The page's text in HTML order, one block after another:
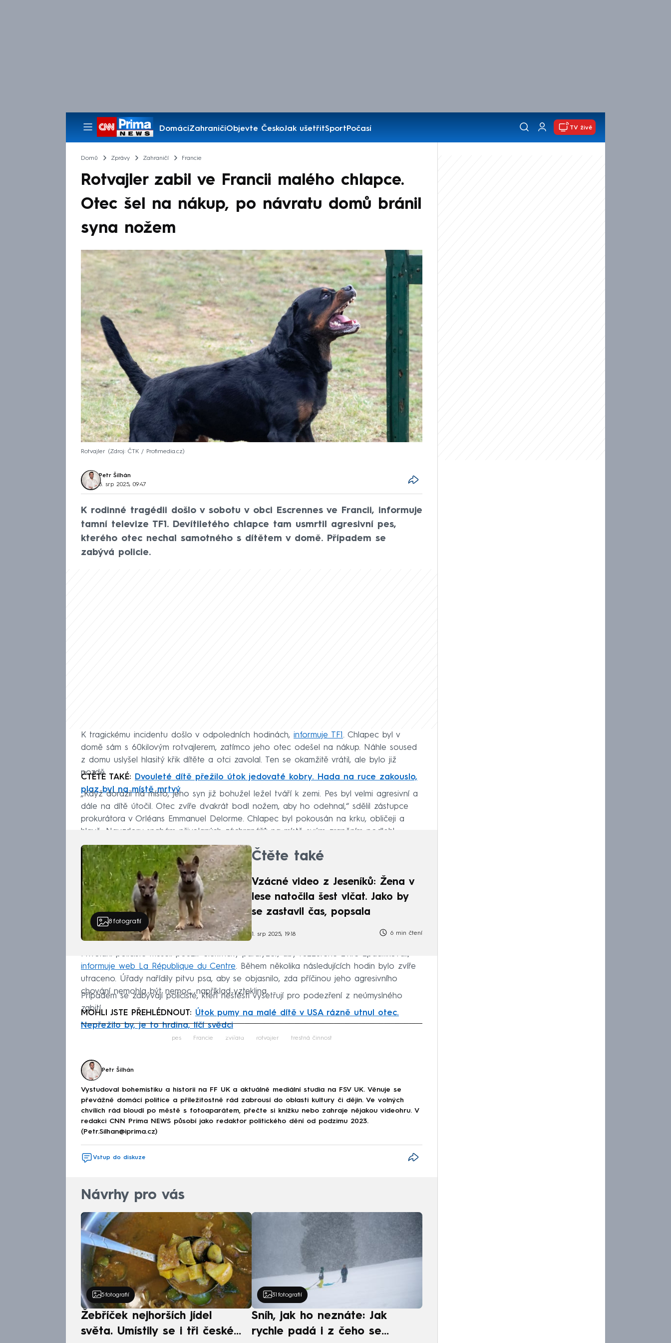
DomácíZahraničíObjevte ČeskoJak ušetřitSportPočasí
Pořady
TV živě
Domů Zprávy Zahraničí Francie
Rotvajler zabil ve Francii malého chlapce.
Otec šel na nákup, po návratu domů bránil
syna nožem
Rotvajler Zdroj: ČTK / Profimedia.cz
Petr Šilhán
8. srp 2025, 09:47
K rodinné tragédii došlo v sobotu v obci Escrennes ve Francii, informuje
tamní televize TF1. Devítiletého chlapce tam usmrtil agresivní pes,
kterého otec nechal samotného s dítětem v domě. Případem se
zabývá policie.
K tragickému incidentu došlo v odpoledních hodinách, informuje TF1. Chlapec byl v
domě sám s 60kilovým rotvajlerem, zatímco jeho otec odešel na nákup. Náhle soused
z domu uslyšel hlasitý křik dítěte a otci zavolal. Ten se okamžitě vrátil, ale bylo již
pozdě.
ČTĚTE TAKÉ:
Dvouleté dítě přežilo útok jedovaté kobry. Hada na ruce zakouslo,
plaz byl na místě mrtvý
„Když dorazil na místo, jeho syn již bohužel ležel tváří k zemi. Pes byl velmi agresivní a
dále na dítě útočil. Otec zvíře dvakrát bodl nožem, aby ho odehnal,“ sdělil zástupce
prokurátora v Orléans Emmanuel Delorme. Chlapec byl pokousán na krku, obličeji a
hlavě. Navzdory snahám přivolaných záchranářů na místě svým zraněním podlehl.
8fotografií
Čtěte také
Vzácné video z Jeseníků: Žena v
lese natočila šest vlčat. Jako by
se zastavil čas, popsala
1. srp 2025, 19:18 6 min čtení
Přivolaní policisté museli použít elektrický paralyzér, aby rozzuřené zvíře zpacifikovali,
informuje web La République du Centre. Během několika následujících hodin bylo zvíře
utraceno. Úřady nařídily pitvu psa, aby se objasnilo, zda příčinou jeho agresivního
chování nemohla být nemoc, například vzteklina.
Případem se zabývají policisté, kteří neštěstí vyšetřují pro podezření z neúmyslného
zabití.
MOHLI JSTE PŘEHLÉDNOUT: Útok pumy na malé dítě v USA rázně utnul otec.
Nepřežilo by, je to hrdina, líčí svědci
Failed to fetch
pes Francie zvířata rotvajler trestná činnost
Petr Šilhán
Vystudoval bohemistiku a historii na FF UK a aktuálně mediální studia na FSV UK. Věnuje se
převážně domácí politice a příležitostně rád zabrousí do oblasti kultury či dějin. Ve volných
chvílích rád bloudí po městě s fotoaparátem, přečte si knížku nebo zahraje nějakou videohru. V
redakci CNN Prima NEWS působí jako redaktor politického dění od podzimu 2023.
(Petr.Silhan@iprima.cz)
Vstup do diskuze
Návrhy pro vás
5 fotografií
Žebříček nejhorších jídel
světa. Umístily se i tři české
31 fotografií
Sníh, jak ho neznáte: Jak
rychle padá i z čeho se